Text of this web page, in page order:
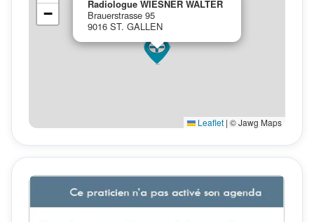
Radiologue WIESNER WALTER
Brauerstrasse 95
9016 ST. GALLEN
−
Leaflet | © Jawg Maps